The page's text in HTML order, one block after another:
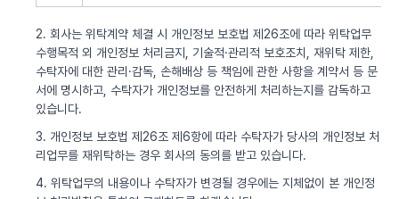
2. 회사는 위탁계약 체결 시 개인정보 보호법 제26조에 따라 위탁업무
수행목적 외 개인정보 처리금지, 기술적·관리적 보호조치, 재위탁 제한,
수탁자에 대한 관리·감독, 손해배상 등 책임에 관한 사항을 계약서 등 문
서에 명시하고, 수탁자가 개인정보를 안전하게 처리하는지를 감독하고
있습니다.
3. 개인정보 보호법 제26조 제6항에 따라 수탁자가 당사의 개인정보 처
리업무를 재위탁하는 경우 회사의 동의를 받고 있습니다.
4. 위탁업무의 내용이나 수탁자가 변경될 경우에는 지체없이 본 개인정